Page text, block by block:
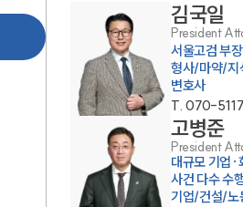
김국일
President
서울고검 부
형사/마약/지
변호사
T.070-
고병준
President
대규모 기업·
사건 다수 수
기업/건설/노